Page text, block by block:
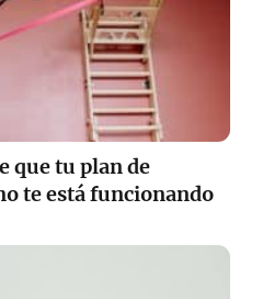
que tu plan de
te está funcionando